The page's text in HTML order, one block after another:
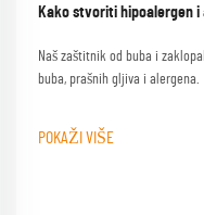
Kako stvoriti hipoalergen
Naš zaštitnik od buba i
buba, prašnih gljiva i alergena.
POKAŽI VIŠE